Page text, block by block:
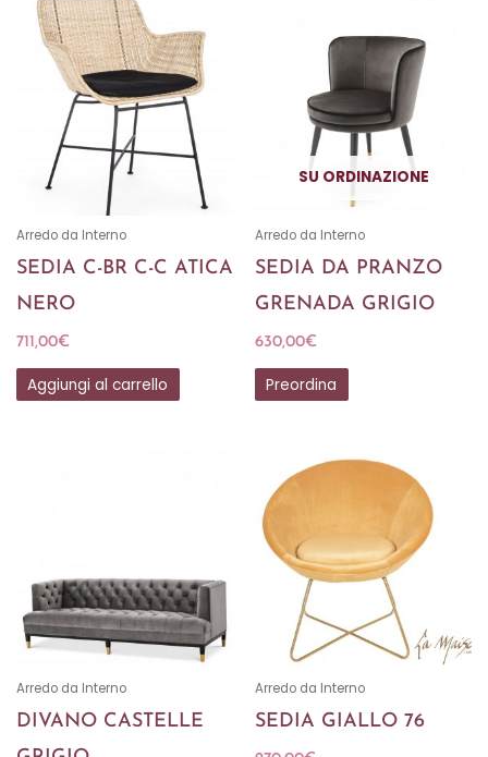
Arredo da Interno
SEDIA C-BR C-C ATICA
NERO
711,00€
Aggiungi al carrello
SU ORDINAZIONE
Arredo da Interno
SEDIA DA PRANZO
GRENADA GRIGIO
630,00€
Preordina
Arredo da Interno
DIVANO CASTELLE
Arredo da Interno
SEDIA GIALLO 76